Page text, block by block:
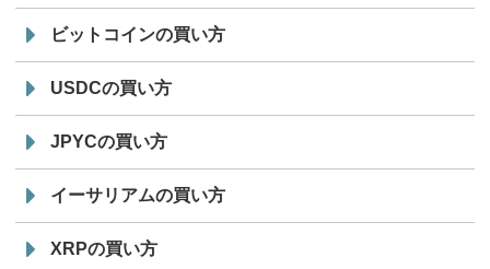
ビットコインの買い方
USDCの買い方
JPYCの買い方
イーサリアムの買い方
XRPの買い方